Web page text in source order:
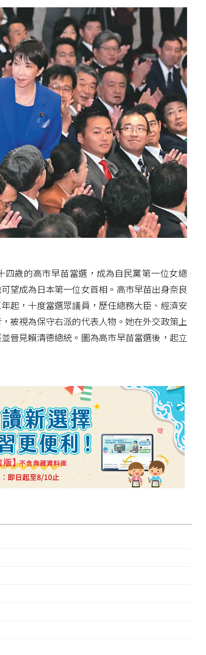
歲的高市早苗當選，成為自民黨第一位女總
望成為日本第一位女首相。高市早苗出身奈良
起，十度當選眾議員，歷任總務大臣、經濟安
被視為保守右派的代表人物。她在外交政策上
晉見賴清德總統。圖為高市早苗當選後，起立